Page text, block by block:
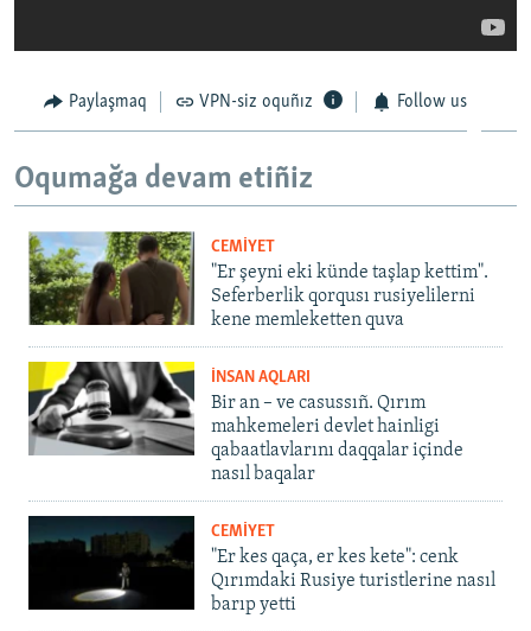
Paylaşmaq VPN-siz oquñız Follow us
Oqumağa devam etiñiz
CEMİYET
"Er şeyni eki künde taşlap kettim".
Seferberlik qorqusı rusiyelilerni
kene memleketten quva
İNSAN AQLARI
Bir an – ve casussıñ. Qırım
mahkemeleri devlet hainligi
qabaatlavlarını daqqalar içinde
nasıl baqalar
CEMİYET
"Er kes qaça, er kes kete": cenk
Qırımdaki Rusiye turistlerine nasıl
barıp yetti